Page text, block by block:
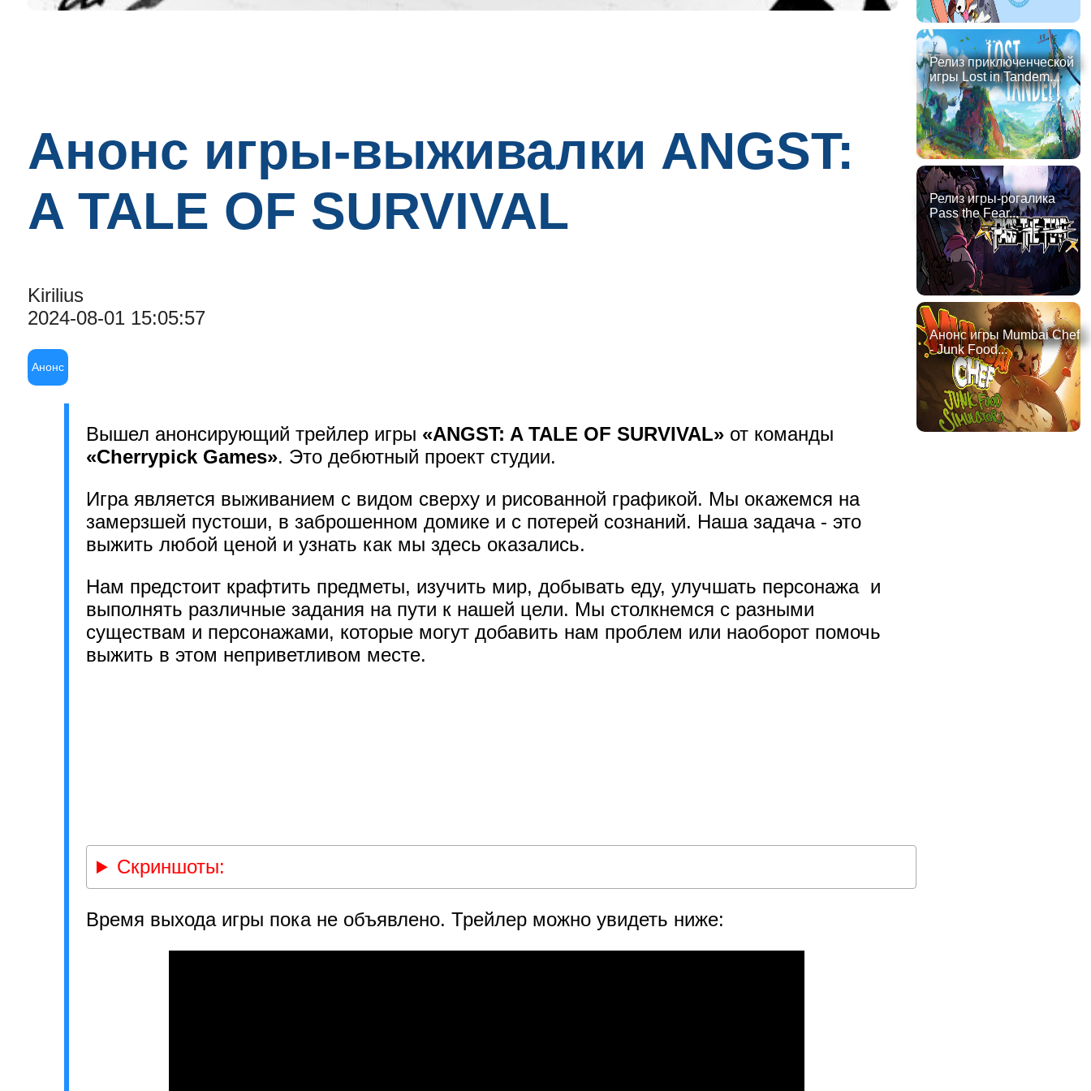
Анонс игры-выживалки ANGST:
A TALE OF SURVIVAL
Kirilius
2024-08-01 15:05:57
Анонс
Вышел анонсирующий трейлер игры «ANGST: A TALE OF SURVIVAL» от команды
«Cherrypick Games». Это дебютный проект студии.
Игра является выживанием с видом сверху и рисованной графикой. Мы окажемся на
замерзшей пустоши, в заброшенном домике и с потерей сознаний. Наша задача - это
выжить любой ценой и узнать как мы здесь оказались.
Нам предстоит крафтить предметы, изучить мир, добывать еду, улучшать персонажа и
выполнять различные задания на пути к нашей цели. Мы столкнемся с разными
существам и персонажами, которые могут добавить нам проблем или наоборот помочь
выжить в этом неприветливом месте.
Скриншоты:
Время выхода игры пока не объявлено. Трейлер можно увидеть ниже:
Релиз приключенческой
игры Lost in Tandem...
Релиз игры-рогалика
Pass the Fear...
Анонс игры Mumbai Chef
- Junk Food...